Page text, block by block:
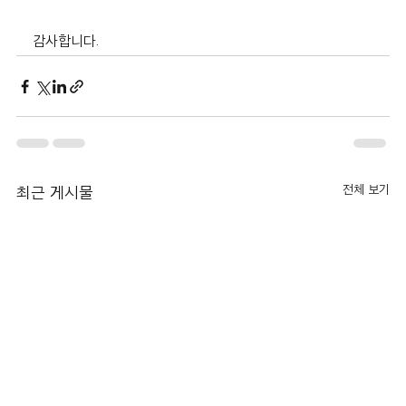
감사합니다.
최근 게시물 전체 보기